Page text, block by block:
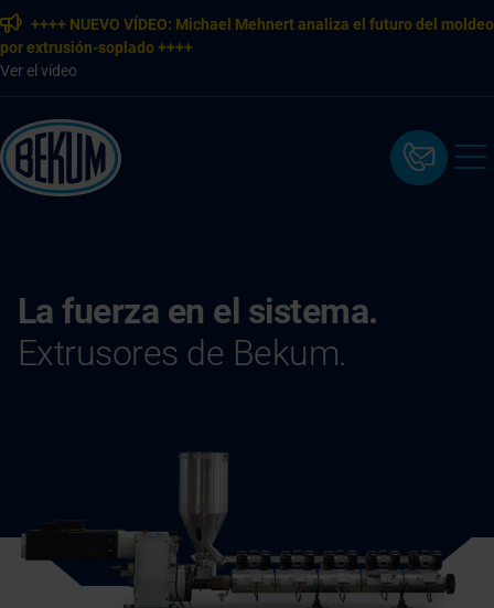
++++ NUEVO VÍDEO: Michael Mehnert analiza el futuro del moldeo
por extrusión-soplado ++++
Ver el vídeo
La fuerza en el sistema.
Extrusores de Bekum.